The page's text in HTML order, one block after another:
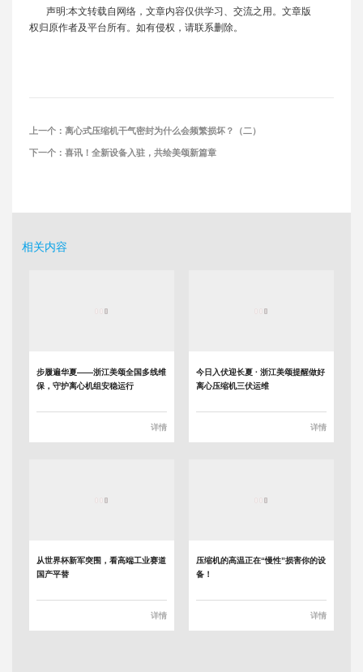
声明:本文转载自网络，文章内容仅供学习、交流之用。文章版
权归原作者及平台所有。如有侵权，请联系删除。
上一个： 离心式压缩机干气密封为什么会频繁损坏？（二）
下一个： 喜讯！全新设备入驻，共绘美颂新篇章
相关内容
步履遍华夏——浙江美颂全国多线维
保，守护离心机组安稳运行
详情
今日入伏迎长夏 · 浙江美颂提醒做好
离心压缩机三伏运维
详情
从世界杯新军突围，看高端工业赛道
国产平替
详情
压缩机的高温正在“慢性”损害你的设
备！
详情